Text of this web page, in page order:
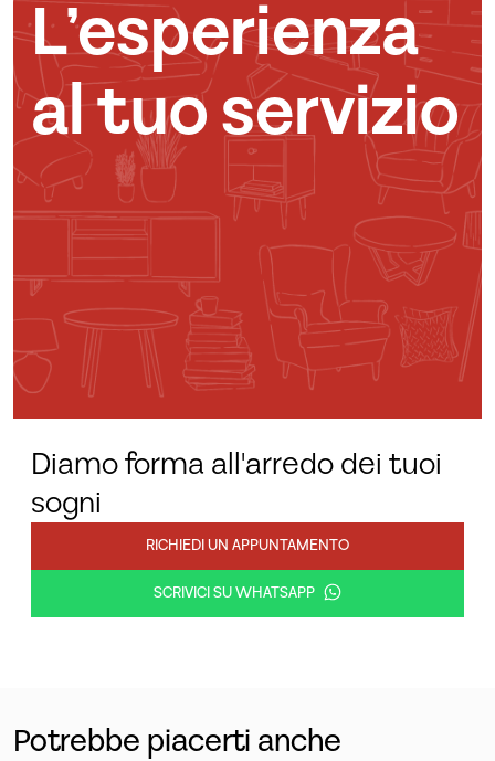
L’esperienza
al tuo servizio
Diamo forma all'arredo dei tuoi
sogni
RICHIEDI UN APPUNTAMENTO
SCRIVICI SU WHATSAPP
Potrebbe piacerti anche